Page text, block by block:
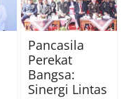
Pancasila
Perekat
Bangsa:
Sinergi Lintas